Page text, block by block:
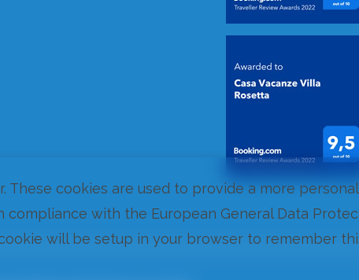
These cookies are used to provide a more
with the European General Data
will be setup in your browser to remember